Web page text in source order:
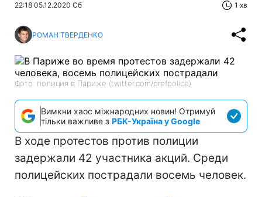
22:18 05.12.2020 Сб 1 хв
РОМАН ТВЕРДЕНКО
Фото: полиция в Париже (twitter.com/prefpolice)
Вимкни хаос міжнародних новин! Отримуй
тільки важливе з РБК-Україна у Google
В ходе протестов против полиции
задержали 42 участника акций. Среди
полицейских пострадали восемь человек.